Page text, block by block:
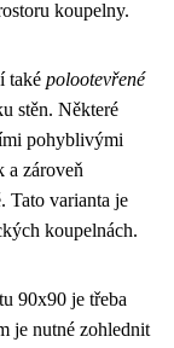
koupelny.
také polootevřené
stěn. Některé
pohyblivými
a zároveň
Tato varianta je
koupelnách.
90x90 je třeba
je nutné zohlednit